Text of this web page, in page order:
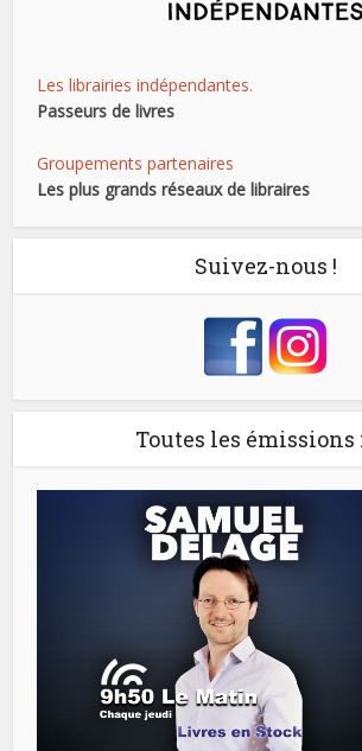
Les librairies indépendantes.
Passeurs de livres
Groupements partenaires
Les plus grands réseaux de libraires
Suivez-nous !
Toutes les émissions